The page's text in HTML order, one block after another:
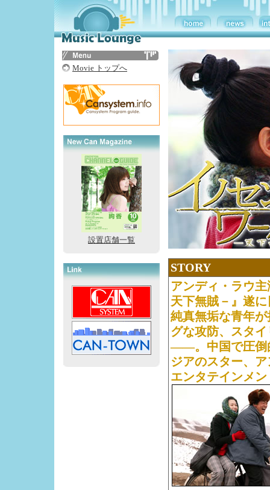
Movie トップへ
設置店舗一覧
STORY
アンディ・ラウ
天下無賊－』遂
純真無垢な青年
グな攻防、スタ
――。中国で圧倒
ジアのスター、
エンタテインメ